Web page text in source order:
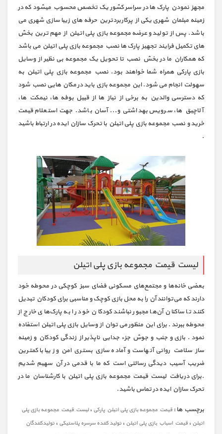
مجهز نمودن پارک ها در سراسر کشور یک تخصص محسوب میشود که در
زمینه مبلمان شهری یکی از پرکاربردترین حرفه های زیبا سازی شهری می
باشد. پس از تولید و عرضه مجموعه بازی پلی اتیلن از مهم ترین بخش
های تکمیل فرایند تجهیز پارک ها نصب مجموعه بازی پلی اتیلن می باشد
که همکاران ما در بخش نصب تا تحویل یک مجموعه بی نظیر از وسایل
بازی پارکی همراه شما خواهند بود. نصب مجموعه بازی پلی اتیلن به
سهولت انجام می شود. این مجموعه بازی باید در مکان هایی نصب شود
که دسترسی والدین به برخی از نیاز ها از قبیل بوفه ها، نیمکت ها،
آلاچیق ها، سرویس بهداشتی و... آسان باشد. جهت استعلام قیمت
خرید و نصب مجموعه بازی پلی اتیلن با تحرک سازان ایده در ارتباط باشید
.
لیست قیمت مجموعه بازی پلی اتیلن
بعضی خانه‌ها و مجتمع‌های مسکونی فضای سبز کوچکی در محوطه خود
دارند که می‌توانند آن را به محل بازی کوچک و مناسبی برای کودکان تبدیل
کنند تا ساکنان آن‌ها مجبور نباشند کودکان خود را به پارک‌های خارج از
محوطه ببرند . برای این منظور می توان از وسایل بازی پلی اتیلن استفاده
نمود . بازی و جنب و جوش جزء جدایی ناپذیر از زندگی کودکان و زمینه
ساز سلامت روانی آنهاست و آماده سازی بستری امن و زیبا با کمترین
ضریب آسیب دیدگی رسالتی است که ما با قدمی در آن سهیم شدیم
.برای دریافت لیست قیمت مجموعه بازی پلی اتیلن با کارشناسان ما در
تحرک سازان ایده در تماس باشید.
برچسب ها : قیمت مجموعه بازی پلی اتیلن پارکی ،لیست قیمت مجموعه بازی پلی
اتیلن ، قیمت اسباب بازی پلی اتیلن ، تولید کننده سرسره پلاستیکی ، تولیدکنندگان